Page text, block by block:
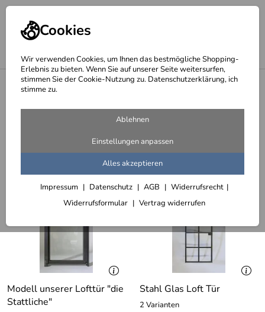
Cookies
Wir verwenden Cookies, um Ihnen das bestmögliche Shopping-
Erlebnis zu bieten. Wenn Sie auf unserer Seite weitersurfen,
stimmen Sie der Cookie-Nutzung zu. Datenschutzerklärung, ich
stimme zu.
Ablehnen
Einstellungen anpassen
Alles akzeptieren
Impressum Datenschutz AGB
Widerrufsrecht
Widerrufsformular
Vertrag widerrufen
Türen im Industrie Look
Türen im Loft Look mit Einzelscheiben
Filter (2) Sortieren
Modell unserer Lofttür "die
Stattliche"
Stahl Glas Loft Tür
2 Varianten